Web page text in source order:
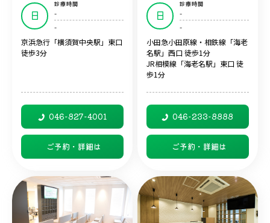
日
診療時間
-
-
京浜急行「横須賀中央駅」東口
徒歩3分
046-827-4001
ご予約・詳細は
日
診療時間
-
-
小田急小田原線・相鉄線「海老
名駅」西口 徒歩1分
JR相模線「海老名駅」東口 徒
歩1分
046-233-8888
ご予約・詳細は